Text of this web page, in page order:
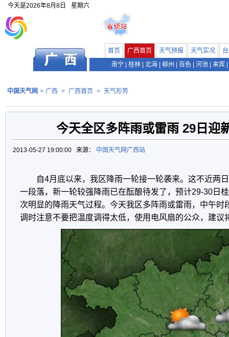
今天是2026年8月8日 星期六
首页 广西首页 天气预报 天气实况
南宁
桂林 北海 柳州 百色 河池 来宾
中国天气网 > 广西 > 广西首页 > 天气形势
今天全区多阵雨或雷雨 29日迎
2013-05-27 19:00:00 来源： 中国天气网广西站
自4月底以来，我区降雨一轮接一轮袭来。这不近两
一段落，新一轮较强降雨已在酝酿待发了，预计29-30日
次明显的降雨天气过程。今天我区多阵雨或雷雨，中午时
调时注意不要把温度调得太低，使用电风扇的公众，建议